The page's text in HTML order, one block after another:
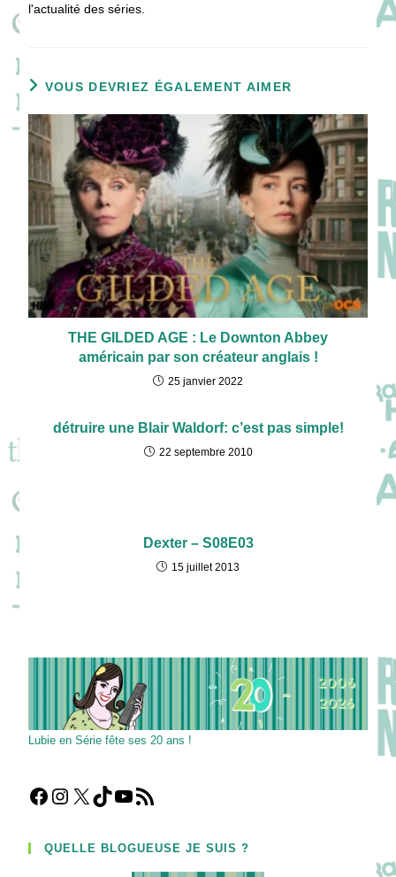
l'actualité des séries.
VOUS DEVRIEZ ÉGALEMENT AIMER
THE GILDED AGE : Le Downton Abbey
américain par son créateur anglais !
25 janvier 2022
détruire une Blair Waldorf: c’est pas simple!
22 septembre 2010
Dexter – S08E03
15 juillet 2013
Lubie en Série fête ses 20 ans !
Facebook
Instagram
X TikTokYouTube
Flux RSS
QUELLE BLOGUEUSE JE SUIS ?